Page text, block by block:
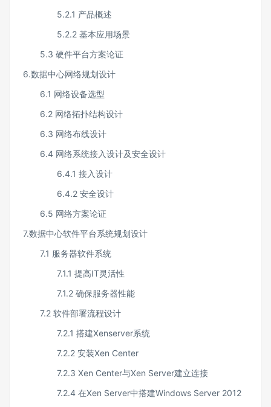
5.2.1 产品概述
5.2.2 基本应用场景
5.3 硬件平台方案论证
6.数据中心网络规划设计
6.1 网络设备选型
6.2 网络拓扑结构设计
6.3 网络布线设计
6.4 网络系统接入设计及安全设计
6.4.1 接入设计
6.4.2 安全设计
6.5 网络方案论证
7.数据中心软件平台系统规划设计
7.1 服务器软件系统
7.1.1 提高IT灵活性
7.1.2 确保服务器性能
7.2 软件部署流程设计
7.2.1 搭建Xenserver系统
7.2.2 安装Xen Center
7.2.3 Xen Center与Xen Server建立连接
7.2.4 在Xen Server中搭建Windows Server 2012